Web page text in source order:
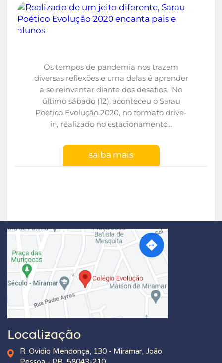
Os tempos de pandemia nos trazem
diversas reflexões e uma delas é aprender
a se reinventar diante dos desafios. No
último sábado (12), aconteceu o Sarau
Poético Evolução 2020, no formato drive-
in, realizado no estacionamento…
saiba mais
Localização
R. Ovídio Mendonça, 130 - Miramar, João